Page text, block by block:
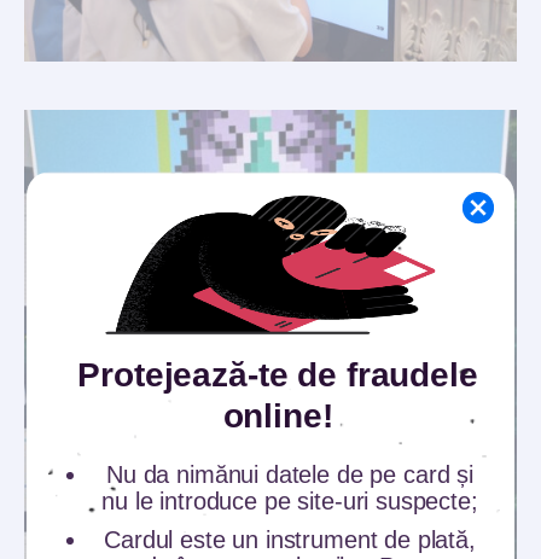
Protejează-te de fraudele
online!
Nu da nimănui datele de pe card și
nu le introduce pe site-uri suspecte;
Cardul este un instrument de plată,